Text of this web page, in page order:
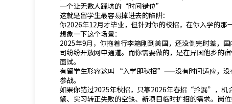
一个让无数人踩坑的“时间错位”
这就是留学生最容易掉进去的陷阱：
你2026年12月才毕业，但针对你的校招，在你入学的
想象一下这个场景：
2025年9月，你拖着行李箱刚到美国，还没倒完时差，
司纷纷开放网申通道。而你需要做的，是在异国他乡的
面试。
有留学生形容这叫 “入学即秋招”——没有时间适应，没
参战。
如果你错过2025年秋招，只靠2026年春招“捡漏”，机
额、实习转正失败的空缺、新项目临时扩招的需求。岗